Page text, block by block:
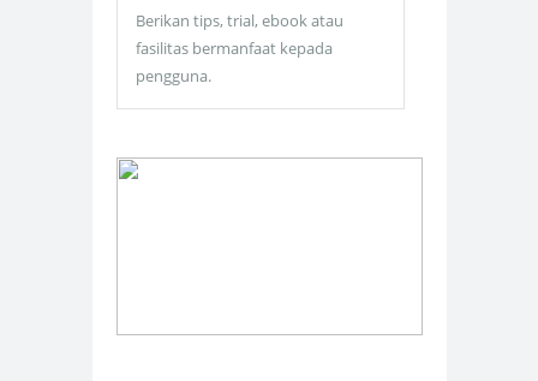
Berikan tips, trial, ebook atau
fasilitas bermanfaat kepada
pengguna.